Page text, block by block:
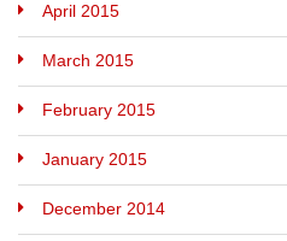
April 2015
March 2015
February 2015
January 2015
December 2014